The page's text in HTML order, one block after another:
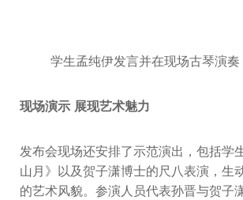
学生孟纯伊发言并在现场古琴演奏
现场演示 展现艺术魅力
发布会现场还安排了示范演出，包括学
山月》以及贺子潇博士的尺八表演，生
的艺术风貌。参演人员代表孙晋与贺子